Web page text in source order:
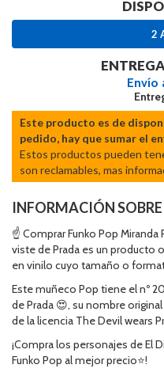
2
Envío
Este producto es de
pedido, hay que sumar el
Estos productos pueden
son reclamables, mas
INFORMACIÓN
☝ Comprar Funko Pop Miranda
viste de Prada es un producto
en vinilo cuyo tamaño o
Este muñeco Pop tiene el nº
de Prada 😍, su nombre
de la licencia The Devil wears
¡Compra los personajes de El
Funko Pop al mejor precio⭐!